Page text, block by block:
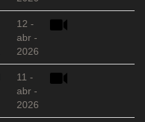
12 -
abr -
2026
11 -
abr -
2026